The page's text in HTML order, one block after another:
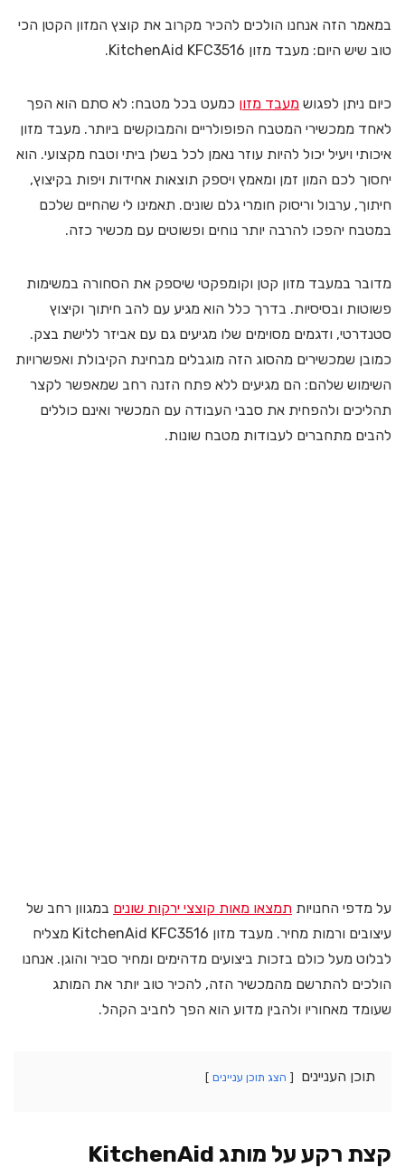
במאמר הזה אנחנו הולכים להכיר מקרוב את קוצץ המזון הקטן הכי
טוב שיש היום: מעבד מזון KitchenAid KFC3516.
כיום ניתן לפגוש מעבד מזון כמעט בכל מטבח: לא סתם הוא הפך
לאחד ממכשירי המטבח הפופולריים והמבוקשים ביותר. מעבד מזון
איכותי ויעיל יכול להיות עוזר נאמן לכל בשלן ביתי וטבח מקצועי. הוא
יחסוך לכם המון זמן ומאמץ ויספק תוצאות אחידות ויפות בקיצוץ,
חיתוך, ערבול וריסוק חומרי גלם שונים. תאמינו לי שהחיים שלכם
במטבח יהפכו להרבה יותר נוחים ופשוטים עם מכשיר כזה.
מדובר במעבד מזון קטן וקומפקטי שיספק את הסחורה במשימות
פשוטות ובסיסיות. בדרך כלל הוא מגיע עם להב חיתוך וקיצוץ
סטנדרטי, ודגמים מסוימים שלו מגיעים גם עם אביזר ללישת בצק.
כמובן שמכשירים מהסוג הזה מוגבלים מבחינת הקיבולת ואפשרויות
השימוש שלהם: הם מגיעים ללא פתח הזנה רחב שמאפשר לקצר
תהליכים ולהפחית את סבבי העבודה עם המכשיר ואינם כוללים
להבים מתחברים לעבודות מטבח שונות.
על מדפי החנויות תמצאו מאות קוצצי ירקות שונים במגוון רחב של
עיצובים ורמות מחיר. מעבד מזון KitchenAid KFC3516 מצליח
לבלוט מעל כולם בזכות ביצועים מדהימים ומחיר סביר והוגן. אנחנו
הולכים להתרשם מהמכשיר הזה, להכיר טוב יותר את המותג
שעומד מאחוריו ולהבין מדוע הוא הפך לחביב הקהל.
תוכן העניינים הצג תוכן עניינים
קצת רקע על מותג KitchenAid